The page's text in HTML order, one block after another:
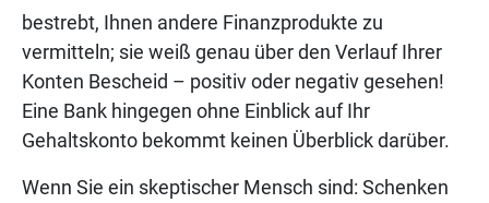
bestrebt, Ihnen andere Finanzprodukte zu
vermitteln; sie weiß genau über den Verlauf Ihrer
Konten Bescheid – positiv oder negativ gesehen!
Eine Bank hingegen ohne Einblick auf Ihr
Gehaltskonto bekommt keinen Überblick darüber.
Wenn Sie ein skeptischer Mensch sind: Schenken